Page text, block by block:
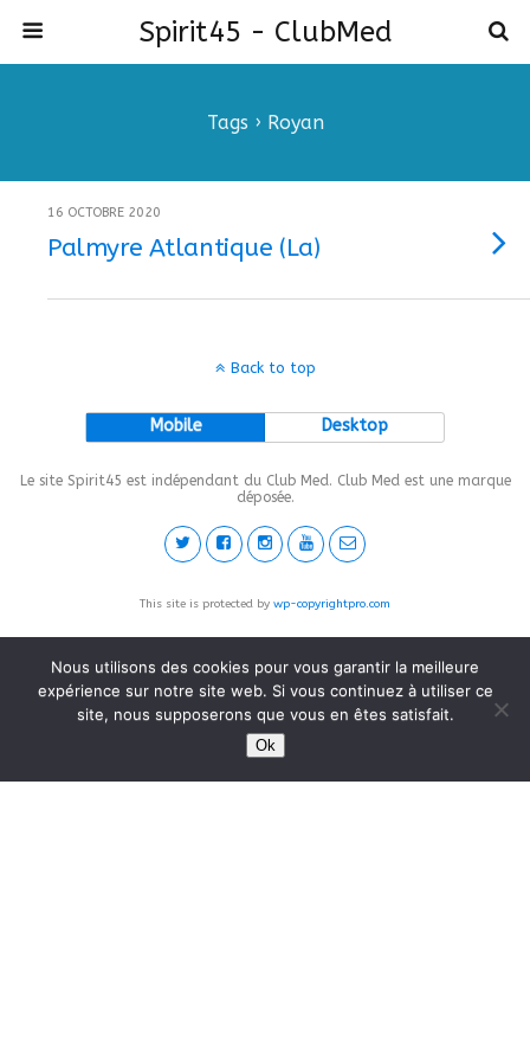
Spirit45 - ClubMed
Tags › Royan
16 OCTOBRE 2020
Palmyre Atlantique (La)
Back to top
Mobile Desktop
Le site Spirit45 est indépendant du Club Med. Club Med est une marque
déposée.
This site is protected by wp-copyrightpro.com
Nous utilisons des cookies pour vous garantir la meilleure
expérience sur notre site web. Si vous continuez à utiliser ce
site, nous supposerons que vous en êtes satisfait.
Ok